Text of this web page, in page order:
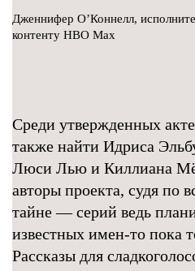
Дженнифер О’Коннелл,
контенту HBO Max
Среди утвержденных
также найти Идриса
Люси Лью и Киллиана
авторы проекта, судя по
тайне — серий ведь
известных имен-то пока
Рассказы для